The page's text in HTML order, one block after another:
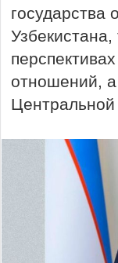
государства
отношений, а
Центральной